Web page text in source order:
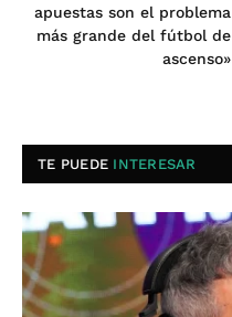
apuestas son el problema
más grande del fútbol de
ascenso»
TE PUEDE INTERESAR